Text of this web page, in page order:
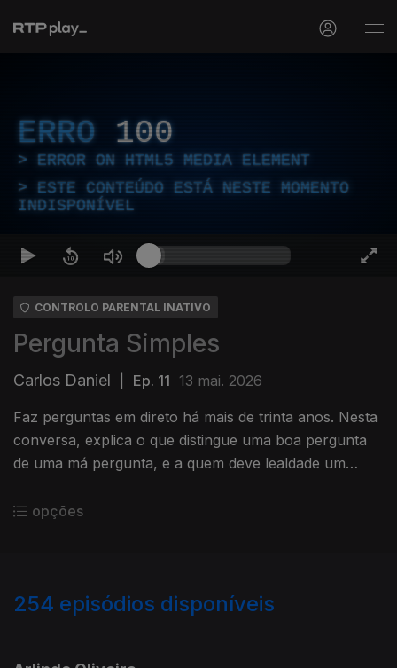
ERRO 100
ERROR ON HTML5 MEDIA ELEMENT
ESTE CONTEÚDO ESTÁ NESTE MOMENTO
INDISPONÍVEL
CONTROLO PARENTAL INATIVO
Pergunta Simples
Carlos Daniel Ep. 11 13 mai. 2026
Faz perguntas em direto há mais de trinta anos. Nesta
conversa, explica o que distingue uma boa pergunta
de uma má pergunta, e a quem deve lealdade um
opções
254 episódios disponíveis